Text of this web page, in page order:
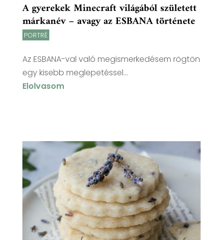
A gyerekek Minecraft világából született
márkanév – avagy az ESBANA története
PORTRÉ
Az ESBANA-val való megismerkedésem rögtön
egy kisebb meglepetéssel...
Elolvasom